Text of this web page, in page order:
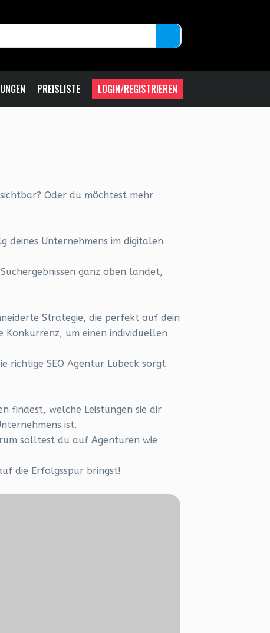
PREISLISTE LOGIN/REGISTRIEREN
Oder du möchtest mehr
deines Unternehmens im digitalen
ganz oben landet,
Strategie, die perfekt auf dein
Konkurrenz, um einen individuellen
richtige SEO Agentur Lübeck sorgt
findest, welche Leistungen sie dir
ist.
solltest du auf Agenturen wie
die Erfolgsspur bringst!